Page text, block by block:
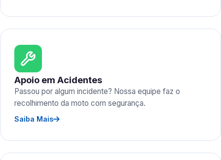
Apoio em Acidentes
Passou por algum incidente? Nossa equipe faz o
recolhimento da moto com segurança.
Saiba Mais